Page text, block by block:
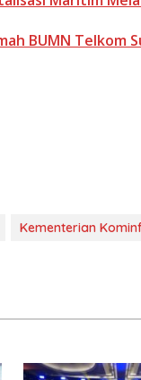
BUMN Telkom
Kementerian